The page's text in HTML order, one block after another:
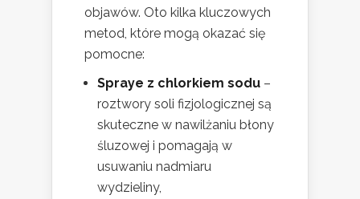
objawów. Oto kilka kluczowych
metod, które mogą okazać się
pomocne:
Spraye z chlorkiem sodu –
roztwory soli fizjologicznej są
skuteczne w nawilżaniu błony
śluzowej i pomagają w
usuwaniu nadmiaru
wydzieliny,